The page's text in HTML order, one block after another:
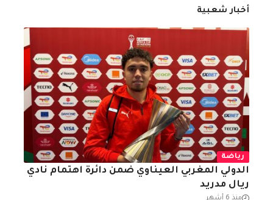
أخبار شعبية
رياضة
الدولي المغربي العيناوي ضمن دائرة اهتمام نادي
ريال مدريد
منذ 6 أشهر